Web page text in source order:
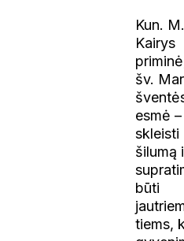
Kun. M.
Kairys
šv.
esmė –
skleisti
šilumą
būti
tiems,